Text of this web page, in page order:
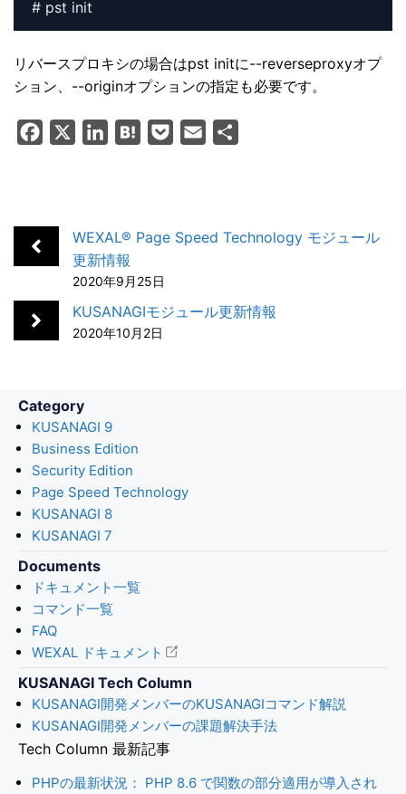
リバースプロキシの場合はpst initに--reverseproxyオプ
ション、--originオプションの指定も必要です。
e
d
I
n
n
e
l
WEXAL® Page Speed Technology モジュール
更新情報
2020年9月25日
KUSANAGIモジュール更新情報
2020年10月2日
Category
KUSANAGI 9
Business Edition
Security Edition
Page Speed Technology
KUSANAGI 8
KUSANAGI 7
Documents
ドキュメント一覧
コマンド一覧
FAQ
WEXAL ドキュメント
KUSANAGI Tech Column
KUSANAGI開発メンバーのKUSANAGIコマンド解説
KUSANAGI開発メンバーの課題解決手法
Tech Column 最新記事
PHPの最新状況： PHP 8.6 で関数の部分適用が導入され